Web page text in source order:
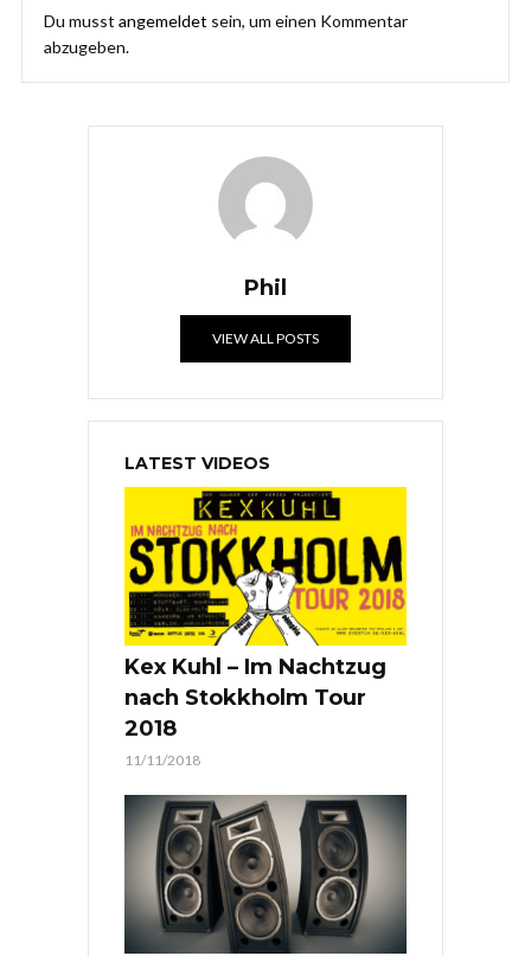
Du musst angemeldet sein, um einen Kommentar
abzugeben.
Phil
VIEW ALL POSTS
LATEST VIDEOS
Kex Kuhl – Im Nachtzug
nach Stokkholm Tour
2018
11/11/2018